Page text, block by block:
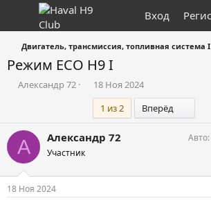
Вход
Двигатель, трансмиссия, топливная система I
Режим ECO H9 I
А
р
т
м
ы
Александр 72
Д
а
а
н
а
а
18 Ноя 2024
1 из 2
Вперёд
А Александр 72
Участник
Авто
18 Ноя 2024